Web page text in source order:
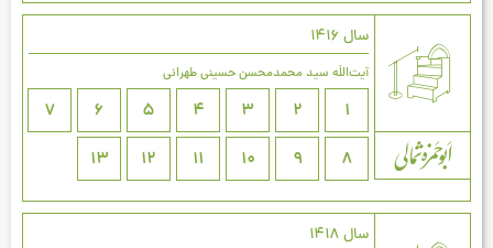
سال 1416
آیت‌اللَه سید محمدمحسن حسینی طهرانی
1
2
3
4
5
6
7
8
9
10
11
12
13
سال 1418